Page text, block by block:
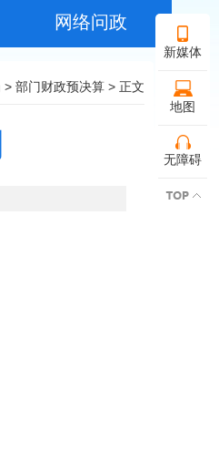
新媒体
地图
无障碍
网络问政
> 部门财政预决算 > 正文